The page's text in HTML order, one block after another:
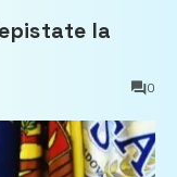
la
0